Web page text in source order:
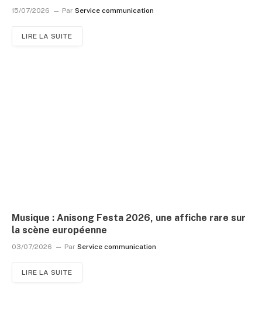
15/07/2026 Par Service communication
LIRE LA SUITE
Musique : Anisong Festa 2026, une affiche rare sur
la scène européenne
03/07/2026 Par Service communication
LIRE LA SUITE